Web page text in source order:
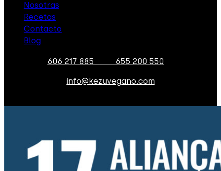
Nosotras
Recetas
Contacto
Blog
606 217 885 655 200 550
info@kezuvegano.com